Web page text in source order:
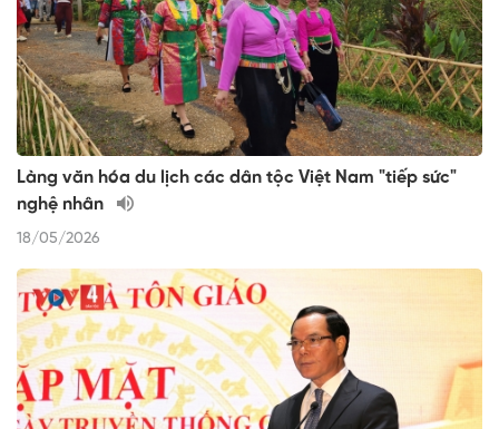
Làng văn hóa du lịch các dân tộc Việt Nam "tiếp sức"
nghệ nhân
18/05/2026